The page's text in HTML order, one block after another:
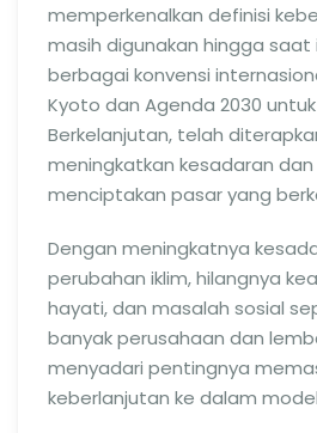
memperkenalkan definisi
masih digunakan hingga saat
berbagai konvensi
Kyoto dan Agenda 2030
Berkelanjutan, telah
meningkatkan kesadaran
menciptakan pasar yang
Dengan meningkatnya
perubahan iklim, hilangnya
hayati, dan masalah sosial
banyak perusahaan dan
menyadari pentingnya
keberlanjutan ke dalam